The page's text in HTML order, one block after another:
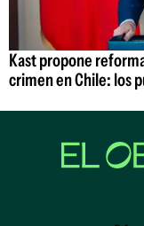
Kast propone
crimen en Chile: los